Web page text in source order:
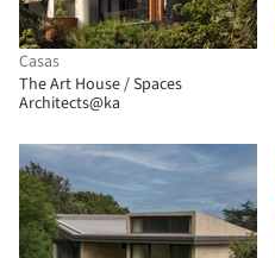
Casas
The Art House / Spaces
Architects@ka